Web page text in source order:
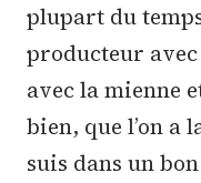
plupart du
producteur
avec la mienne
bien, que l’on a
suis dans un